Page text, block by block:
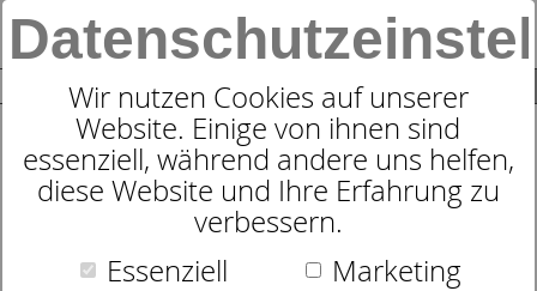
Wir nutzen Cookies auf unserer
Website. Einige von ihnen sind
essenziell, während andere uns helfen,
diese Website und Ihre Erfahrung zu
verbessern.
Essenziell
Marketing
0
Schlafexperten-Tipps:
Schlafwissen für erholsame